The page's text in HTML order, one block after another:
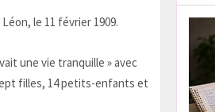
le 11 février 1909.
une vie tranquille » avec
filles, 14 petits-enfants et